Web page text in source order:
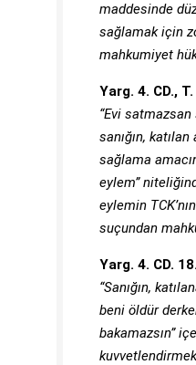
maddesinde
sağlamak için
mahkumiyet
Yarg. 4. CD.,
“Evi
sanığın,
sağlama
eylem”
eylemin
suçundan
Yarg. 4. CD.
“Sanığın,
beni öldür
bakamazsın”